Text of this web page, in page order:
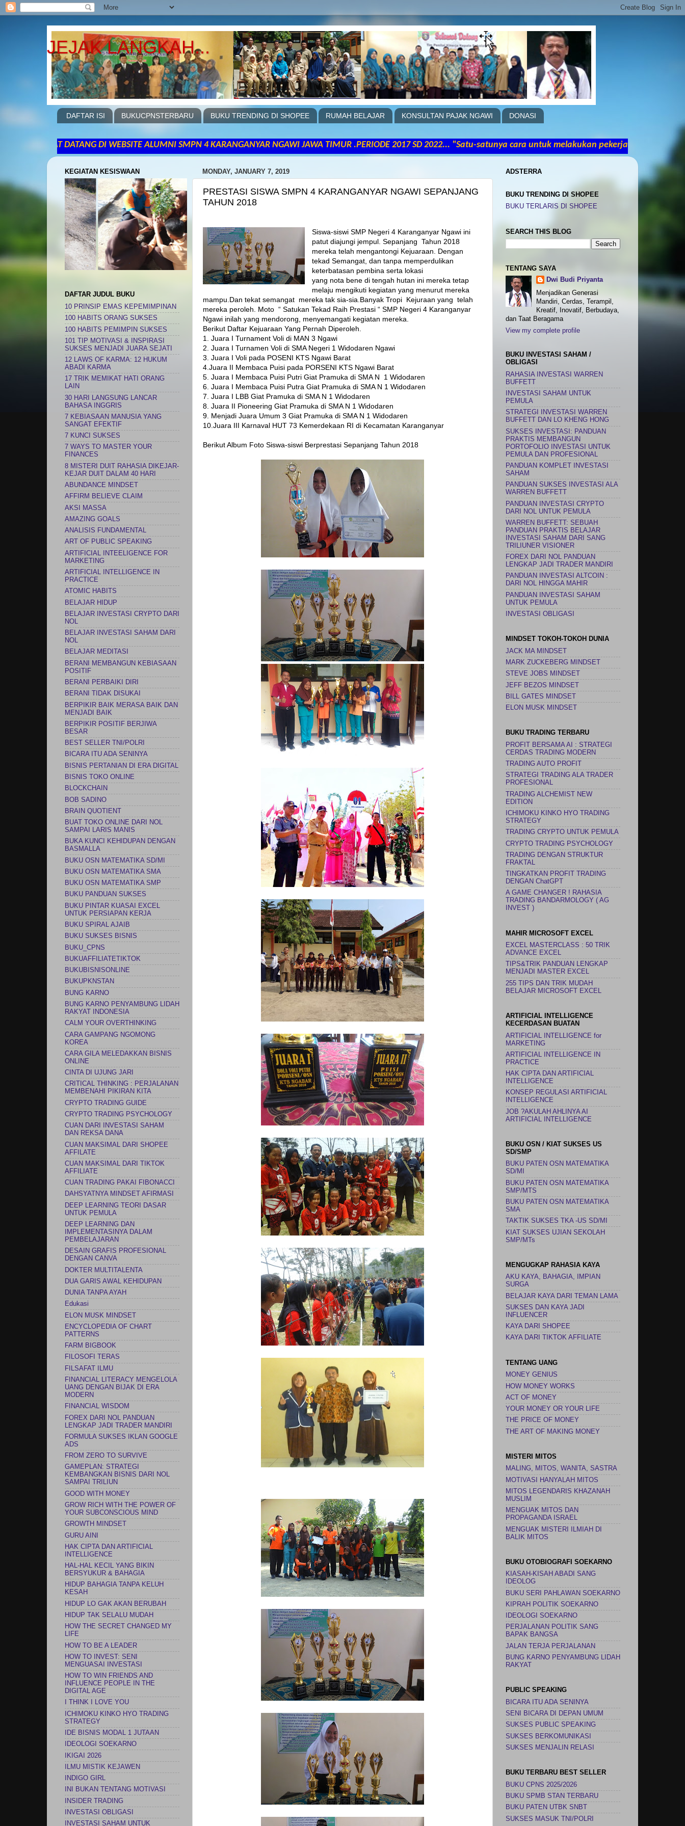
JEJAK LANGKAH...
DAFTAR ISI BUKUCPNSTERBARU BUKU TRENDING DI SHOPEE RUMAH BELAJAR KONSULTAN PAJAK NGAWI DONASI
DATANG DI WEBSITE ALUMNI SMPN 4 KARANGANYAR NGAWI JAWA TIMUR .PERIODE 2017 SD 2022... "Satu-satunya cara untuk melakukan pekerjaan yang hebat
MONDAY, JANUARY 7, 2019
PRESTASI SISWA SMPN 4 KARANGANYAR NGAWI SEPANJANG
TAHUN 2018
Siswa-siswi SMP Negeri 4 Karanganyar Ngawi ini
patut diajungi jempul. Sepanjang Tahun 2018
mereka telah mengantongi Kejuaraan. Dengan
tekad Semangat, dan tanpa memperdulikan
keterbatasan pembina serta lokasi
yang nota bene di tengah hutan ini mereka tetap
melaju mengikuti kegiatan yang menurut mereka
mampu.Dan tekat semangat mereka tak sia-sia.Banyak Tropi Kejuraan yang telah
mereka peroleh. Moto “ Satukan Tekad Raih Prestasi “ SMP Negeri 4 Karanganyar
Ngawi inilah yang mendorong, menyemangati kegiatan mereka.
Berikut Daftar Kejuaraan Yang Pernah Diperoleh.
1. Juara I Turnament Voli di MAN 3 Ngawi
2. Juara I Turnamen Voli di SMA Negeri 1 Widodaren Ngawi
3. Juara I Voli pada POSENI KTS Ngawi Barat
4.Juara II Membaca Puisi pada PORSENI KTS Ngawi Barat
5. Juara I Membaca Puisi Putri Giat Pramuka di SMA N
1 Widodaren
6. Juara I Membaca Puisi Putra Giat Pramuka di SMA N 1 Widodaren
7. Juara I LBB Giat Pramuka di SMA N 1 Widodaren
8. Juara II Pioneering Giat Pramuka di SMA N 1 Widodaren
9. Menjadi Juara Umum 3 Giat Pramuka di SMA N 1 Widodaren
10.Juara III Karnaval HUT 73 Kemerdekaan RI di Kecamatan Karanganyar
Berikut Album Foto Siswa-siswi Berprestasi Sepanjang Tahun 2018
KEGIATAN KESISWAAN
DAFTAR JUDUL BUKU
10 PRINSIP EMAS KEPEMIMPINAN
100 HABITS ORANG SUKSES
100 HABITS PEMIMPIN SUKSES
101 TIP MOTIVASI & INSPIRASI
SUKSES MENJADI JUARA SEJATI
12 LAWS OF KARMA: 12 HUKUM
ABADI KARMA
17 TRIK MEMIKAT HATI ORANG
LAIN
30 HARI LANGSUNG LANCAR
BAHASA INGGRIS
7 KEBIASAAN MANUSIA YANG
SANGAT EFEKTIF
7 KUNCI SUKSES
7 WAYS TO MASTER YOUR
FINANCES
8 MISTERI DUIT RAHASIA DIKEJAR-
KEJAR DUIT DALAM 40 HARI
ABUNDANCE MINDSET
AFFIRM BELIEVE CLAIM
AKSI MASSA
AMAZING GOALS
ANALISIS FUNDAMENTAL
ART OF PUBLIC SPEAKING
ARTIFICIAL INTEELIGENCE FOR
MARKETING
ARTIFICIAL INTELLIGENCE IN
PRACTICE
ATOMIC HABITS
BELAJAR HIDUP
BELAJAR INVESTASI CRYPTO DARI
NOL
BELAJAR INVESTASI SAHAM DARI
NOL
BELAJAR MEDITASI
BERANI MEMBANGUN KEBIASAAN
POSITIF
BERANI PERBAIKI DIRI
BERANI TIDAK DISUKAI
BERPIKIR BAIK MERASA BAIK DAN
MENJADI BAIK
BERPIKIR POSITIF BERJIWA
BESAR
BEST SELLER TNI/POLRI
BICARA ITU ADA SENINYA
BISNIS PERTANIAN DI ERA DIGITAL
BISNIS TOKO ONLINE
BLOCKCHAIN
BOB SADINO
BRAIN QUOTIENT
BUAT TOKO ONLINE DARI NOL
SAMPAI LARIS MANIS
BUKA KUNCI KEHIDUPAN DENGAN
BASMALLA
BUKU OSN MATEMATIKA SD/MI
BUKU OSN MATEMATIKA SMA
BUKU OSN MATEMATIKA SMP
BUKU PANDUAN SUKSES
BUKU PINTAR KUASAI EXCEL
UNTUK PERSIAPAN KERJA
BUKU SPIRAL AJAIB
BUKU SUKSES BISNIS
BUKU_CPNS
BUKUAFFILIATETIKTOK
BUKUBISNISONLINE
BUKUPKNSTAN
BUNG KARNO
BUNG KARNO PENYAMBUNG LIDAH
RAKYAT INDONESIA
CALM YOUR OVERTHINKING
CARA GAMPANG NGOMONG
KOREA
CARA GILA MELEDAKKAN BISNIS
ONLINE
CINTA DI UJUNG JARI
CRITICAL THINKING : PERJALANAN
MEMBENAHI PIKIRAN KITA
CRYPTO TRADING GUIDE
CRYPTO TRADING PSYCHOLOGY
CUAN DARI INVESTASI SAHAM
DAN REKSA DANA
CUAN MAKSIMAL DARI SHOPEE
AFFILATE
CUAN MAKSIMAL DARI TIKTOK
AFFILIATE
CUAN TRADING PAKAI FIBONACCI
DAHSYATNYA MINDSET AFIRMASI
DEEP LEARNING TEORI DASAR
UNTUK PEMULA
DEEP LEARNING DAN
IMPLEMENTASINYA DALAM
PEMBELAJARAN
DESAIN GRAFIS PROFESIONAL
DENGAN CANVA
DOKTER MULTITALENTA
DUA GARIS AWAL KEHIDUPAN
DUNIA TANPA AYAH
Edukasi
ELON MUSK MINDSET
ENCYCLOPEDIA OF CHART
PATTERNS
FARM BIGBOOK
FILOSOFI TERAS
FILSAFAT ILMU
FINANCIAL LITERACY MENGELOLA
UANG DENGAN BIJAK DI ERA
MODERN
FINANCIAL WISDOM
FOREX DARI NOL PANDUAN
LENGKAP JADI TRADER MANDIRI
FORMULA SUKSES IKLAN GOOGLE
ADS
FROM ZERO TO SURVIVE
GAMEPLAN: STRATEGI
KEMBANGKAN BISNIS DARI NOL
SAMPAI TRILIUN
GOOD WITH MONEY
GROW RICH WITH THE POWER OF
YOUR SUBCONSCIOUS MIND
GROWTH MINDSET
GURU AINI
HAK CIPTA DAN ARTIFICIAL
INTELLIGENCE
HAL-HAL KECIL YANG BIKIN
BERSYUKUR & BAHAGIA
HIDUP BAHAGIA TANPA KELUH
KESAH
HIDUP LO GAK AKAN BERUBAH
HIDUP TAK SELALU MUDAH
HOW THE SECRET CHANGED MY
LIFE
HOW TO BE A LEADER
HOW TO INVEST: SENI
MENGUASAI INVESTASI
HOW TO WIN FRIENDS AND
INFLUENCE PEOPLE IN THE
DIGITAL AGE
I THINK I LOVE YOU
ICHIMOKU KINKO HYO TRADING
STRATEGY
IDE BISNIS MODAL 1 JUTAAN
IDEOLOGI SOEKARNO
IKIGAI 2026
ILMU MISTIK KEJAWEN
INDIGO GIRL
INI BUKAN TENTANG MOTIVASI
INSIDER TRADING
INVESTASI OBLIGASI
INVESTASI SAHAM UNTUK
ADSTERRA
BUKU TRENDING DI SHOPEE
BUKU TERLARIS DI SHOPEE
SEARCH THIS BLOG
TENTANG SAYA
Dwi Budi Priyanta
Menjadikan Generasi
Mandiri, Cerdas, Terampil,
Kreatif, Inovatif, Berbudaya,
dan Taat Beragama
View my complete profile
BUKU INVESTASI SAHAM /
OBLIGASI
RAHASIA INVESTASI WARREN
BUFFETT
INVESTASI SAHAM UNTUK
PEMULA
STRATEGI INVESTASI WARREN
BUFFETT DAN LO KHENG HONG
SUKSES INVESTASI: PANDUAN
PRAKTIS MEMBANGUN
PORTOFOLIO INVESTASI UNTUK
PEMULA DAN PROFESIONAL
PANDUAN KOMPLET INVESTASI
SAHAM
PANDUAN SUKSES INVESTASI ALA
WARREN BUFFETT
PANDUAN INVESTASI CRYPTO
DARI NOL UNTUK PEMULA
WARREN BUFFETT: SEBUAH
PANDUAN PRAKTIS BELAJAR
INVESTASI SAHAM DARI SANG
TRILIUNER VISIONER
FOREX DARI NOL PANDUAN
LENGKAP JADI TRADER MANDIRI
PANDUAN INVESTASI ALTCOIN :
DARI NOL HINGGA MAHIR
PANDUAN INVESTASI SAHAM
UNTUK PEMULA
INVESTASI OBLIGASI
MINDSET TOKOH-TOKOH DUNIA
JACK MA MINDSET
MARK ZUCKEBERG MINDSET
STEVE JOBS MINDSET
JEFF BEZOS MINDSET
BILL GATES MINDSET
ELON MUSK MINDSET
BUKU TRADING TERBARU
PROFIT BERSAMA AI : STRATEGI
CERDAS TRADING MODERN
TRADING AUTO PROFIT
STRATEGI TRADING ALA TRADER
PROFESIONAL
TRADING ALCHEMIST NEW
EDITION
ICHIMOKU KINKO HYO TRADING
STRATEGY
TRADING CRYPTO UNTUK PEMULA
CRYPTO TRADING PSYCHOLOGY
TRADING DENGAN STRUKTUR
FRAKTAL
TINGKATKAN PROFIT TRADING
DENGAN ChatGPT
A GAME CHANGER ! RAHASIA
TRADING BANDARMOLOGY ( AG
INVEST )
MAHIR MICROSOFT EXCEL
EXCEL MASTERCLASS : 50 TRIK
ADVANCE EXCEL
TIPS&TRIK PANDUAN LENGKAP
MENJADI MASTER EXCEL
255 TIPS DAN TRIK MUDAH
BELAJAR MICROSOFT EXCEL
ARTIFICIAL INTELLIGENCE
KECERDASAN BUATAN
ARTIFICIAL INTELLIGENCE for
MARKETING
ARTIFICIAL INTELLIGENCE IN
PRACTICE
HAK CIPTA DAN ARTIFICIAL
INTELLIGENCE
KONSEP REGULASI ARTIFICIAL
INTELLIGENCE
JOB ?AKULAH AHLINYA AI
ARTIFICIAL INTELLIGENCE
BUKU OSN / KIAT SUKSES US
SD/SMP
BUKU PATEN OSN MATEMATIKA
SD/MI
BUKU PATEN OSN MATEMATIKA
SMP/MTS
BUKU PATEN OSN MATEMATIKA
SMA
TAKTIK SUKSES TKA -US SD/MI
KIAT SUKSES UJIAN SEKOLAH
SMP/MTs
MENGUGKAP RAHASIA KAYA
AKU KAYA, BAHAGIA, IMPIAN
SURGA
BELAJAR KAYA DARI TEMAN LAMA
SUKSES DAN KAYA JADI
INFLUENCER
KAYA DARI SHOPEE
KAYA DARI TIKTOK AFFILIATE
TENTANG UANG
MONEY GENIUS
HOW MONEY WORKS
ACT OF MONEY
YOUR MONEY OR YOUR LIFE
THE PRICE OF MONEY
THE ART OF MAKING MONEY
MISTERI MITOS
MALING, MITOS, WANITA, SASTRA
MOTIVASI HANYALAH MITOS
MITOS LEGENDARIS KHAZANAH
MUSLIM
MENGUAK MITOS DAN
PROPAGANDA ISRAEL
MENGUAK MISTERI ILMIAH DI
BALIK MITOS
BUKU OTOBIOGRAFI SOEKARNO
KIASAH-KISAH ABADI SANG
IDEOLOG
BUKU SERI PAHLAWAN SOEKARNO
KIPRAH POLITIK SOEKARNO
IDEOLOGI SOEKARNO
PERJALANAN POLITIK SANG
BAPAK BANGSA
JALAN TERJA PERJALANAN
BUNG KARNO PENYAMBUNG LIDAH
RAKYAT
PUBLIC SPEAKING
BICARA ITU ADA SENINYA
SENI BICARA DI DEPAN UMUM
SUKSES PUBLIC SPEAKING
SUKSES BERKOMUNIKASI
SUKSES MENJALIN RELASI
BUKU TERBARU BEST SELLER
BUKU CPNS 2025/2026
BUKU SPMB STAN TERBARU
BUKU PATEN UTBK SNBT
SUKSES MASUK TNI/POLRI